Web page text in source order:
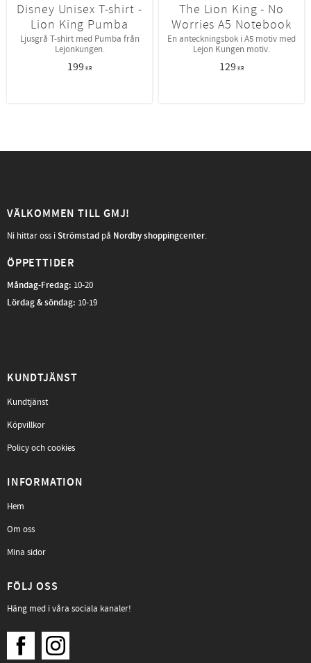
Disney Unisex T-shirt -
Lion King Pumba
Ljusgrå T-shirt med Pumba från
Lejonkungen.
199KR
The Lion King - No
Worries A5 Notebook
En anteckningsbok i A5 motiv med
Lejon Kungen motiv.
129KR
VÄLKOMMEN TILL GMJ!
Ni hittar oss iStrömstad på Nordby shoppingcenter.
ÖPPETTIDER
Måndag-Fredag: 10-20
Lördag & söndag: 10-19
KUNDTJÄNST
Kundtjänst
Köpvillkor
Policy och cookies
INFORMATION
Hem
Om oss
Mina sidor
FÖLJ OSS
Häng med i våra sociala kanaler!